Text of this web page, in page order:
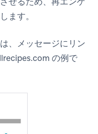
ます。
、メッセージにリン
の例で